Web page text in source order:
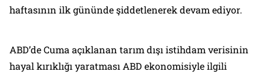
haftasının ilk gününde şiddetlenerek devam ediyor.
ABD’de Cuma açıklanan tarım dışı istihdam verisinin
hayal kırıklığı yaratması ABD ekonomisiyle ilgili